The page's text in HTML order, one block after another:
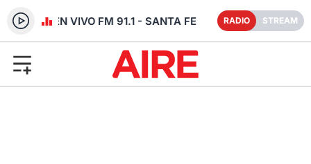
RADIO EN VIVO FM 91.1 - SANTA FE RADIO STREAM